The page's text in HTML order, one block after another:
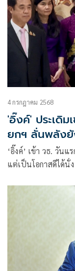
4 กรกฎาคม 2568
'อิ๊งค์' ประเดิม
ยกฯ ลั่นพลังยั
‘อิ๊งค์’ เข้า วธ. วัน
แต่เป็นโอกาสดีได้นั่